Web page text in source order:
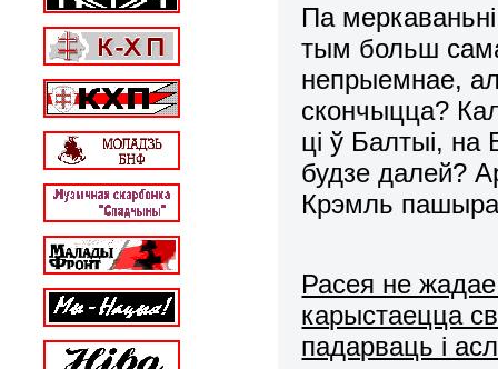
Па
тым больш
непрыемнае,
скончыцца?
ці ў Балтыі,
будзе далей?
Крэмль
Расея не
карыстаецца
падарваць і